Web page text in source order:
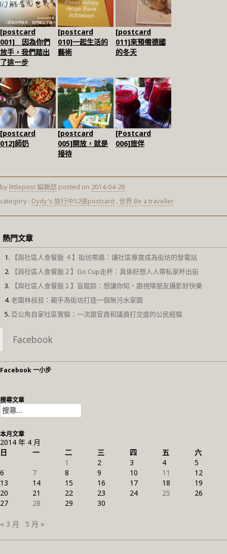
[postcard
001] 因為你們
放手，我們踏出
了這一步
[postcard
010]一起生活的
藝術
[postcard
011]來預備德國
的冬天
[postcard
012]師奶
[postcard
005]開放，就是
接待
[Postcard
006]旅伴
by littlepost 編輯部 posted on 2014-04-28
category : Dydy's 旅行中52張postcard 世界 Be a traveller
熱門文章
【與社區人食餐飯 ４】街坊帶路：讓社區導賞成為街坊的發電站
【與社區人食餐飯２】Go Cup走杯：真係好想人人帶私家杯出街
【與社區人食餐飯１】盲蹤踪：想講你知，跟視障朋友攝影好快樂
老圍林叔叔：親手為街坊打造一個無污水家園
亞公角自家社區實驗：一次跟官員和議員打交道的公民經驗
Facebook
Facebook 一小步
搜尋文章
搜
尋
關
鍵
字:
本月文章
2014 年 4 月
日
一 二 三 四 五
六
1
2 3 4
5
6
7 8 9 10 11
12
13
14 15 16 17 18
19
20
21 22 23 24 25
26
27
28 29 30
« 3 月 5 月 »